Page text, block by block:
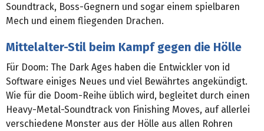
Soundtrack, Boss-Gegnern und sogar einem spielbaren
Mech und einem fliegenden Drachen.
Mittelalter-Stil beim Kampf gegen die Hölle
Für Doom: The Dark Ages haben die Entwickler von id
Software einiges Neues und viel Bewährtes angekündigt.
Wie für die Doom-Reihe üblich wird, begleitet durch einen
Heavy-Metal-Soundtrack von Finishing Moves, auf allerlei
verschiedene Monster aus der Hölle aus allen Rohren